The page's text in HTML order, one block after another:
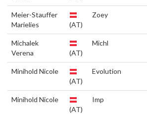
Meier-Stauffer
Marielies
(AT)
Zoey
Michalek
Verena
(AT)
Michl
Minihold Nicole
(AT)
Evolution
Minihold Nicole
(AT)
Imp